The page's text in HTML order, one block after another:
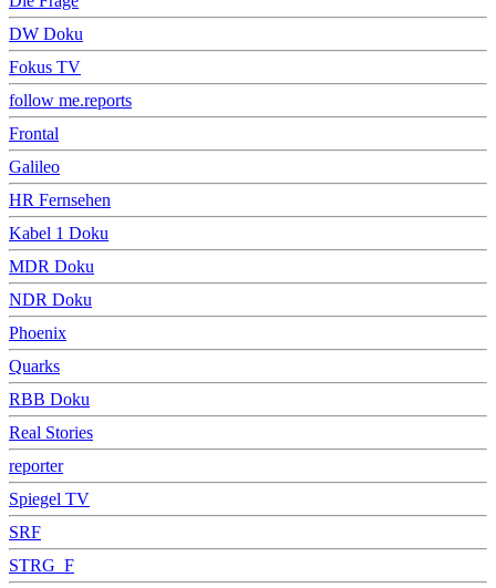
DW Doku
Fokus TV
follow me.reports
Frontal
Galileo
HR Fernsehen
Kabel 1 Doku
MDR Doku
NDR Doku
Phoenix
Quarks
RBB Doku
Real Stories
reporter
Spiegel TV
SRF
STRG_F